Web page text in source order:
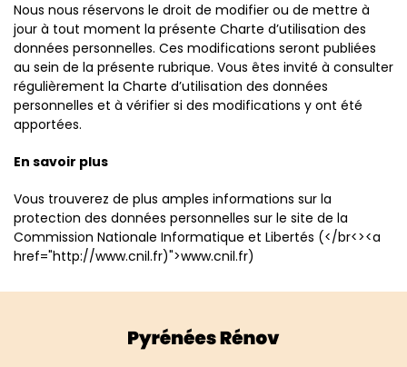
Nous nous réservons le droit de modifier ou de mettre à
jour à tout moment la présente Charte d’utilisation des
données personnelles. Ces modifications seront publiées
au sein de la présente rubrique. Vous êtes invité à consulter
régulièrement la Charte d’utilisation des données
personnelles et à vérifier si des modifications y ont été
apportées.
En savoir plus
Vous trouverez de plus amples informations sur la
protection des données personnelles sur le site de la
Commission Nationale Informatique et Libertés (</br<><a
href="http://www.cnil.fr)">www.cnil.fr)